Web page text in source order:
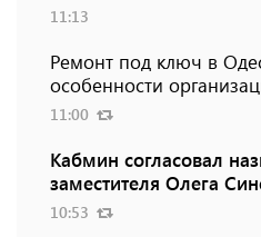
11:13
Ремонт под ключ в
особенности
11:00
Кабмин согласовал
заместителя Олега
10:53